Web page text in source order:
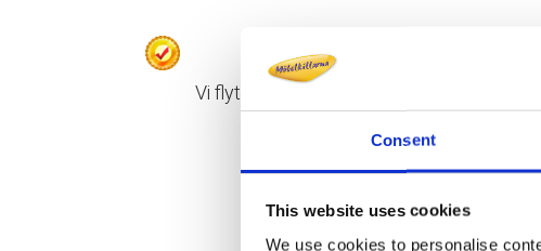
Consent
This website uses cookies
We use cookies to personalise
Proffs på privata
Vi flyttar allt från enstaka föremål till